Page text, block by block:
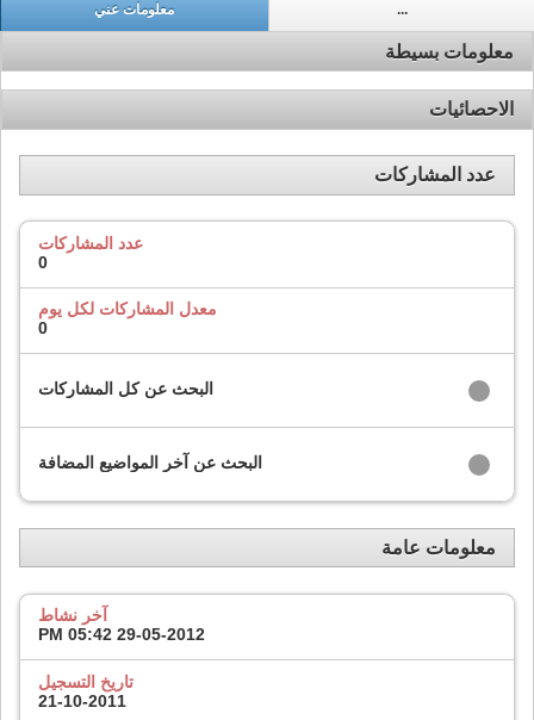
معلومات عني ...
معلومات بسيطة
الاحصائيات
عدد المشاركات
عدد المشاركات
0
معدل المشاركات لكل يوم
0
البحث عن كل المشاركات
البحث عن آخر المواضيع المضافة
معلومات عامة
آخر نشاط
29-05-2012
05:42 PM
تاريخ التسجيل
21-10-2011